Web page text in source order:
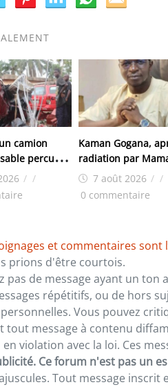
camion
percute
un véhicule
à Kenendé
/ /
Kaman Gogana,
radiation par
Doumbouya : « On
retiré ma robe, pas
7 août 2026 / /
0 commentaire
et commentaires sont
prions d'être courtois.
pas de message ayant un ton
répétitifs, ou de hors
Vous pouvez
tout message à contenu
en violation avec la loi. Ces
Ce forum n'est pas un
Tout message